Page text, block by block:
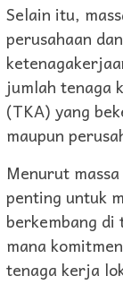
Selain itu,
perusahaan
jumlah tenaga
(TKA) yang
maupun
Menurut
penting untuk
berkembang di
mana
tenaga kerja